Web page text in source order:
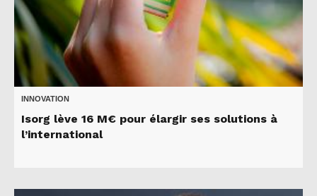
INNOVATION
Isorg lève 16 M€ pour élargir ses solutions à
l’international